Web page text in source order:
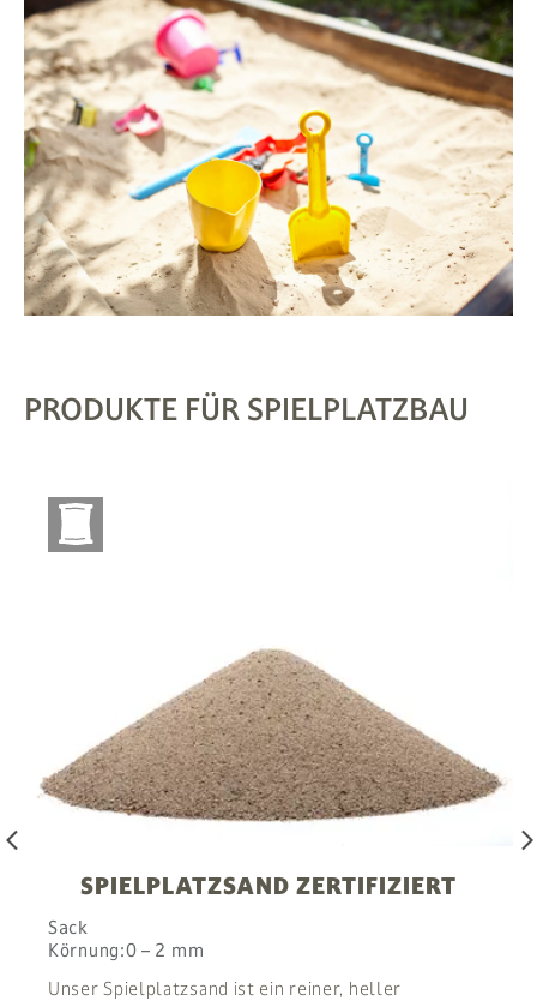
PRODUKTE FÜR SPIELPLATZBAU
arrow_back_ios
SPIELPLATZSAND ZERTIFIZIERT
Sack
Körnung:0 – 2 mm
Unser Spielplatzsand ist ein reiner, heller